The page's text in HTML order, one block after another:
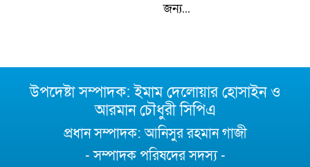
জন্য...
উপদেষ্টা সম্পাদক: ইমাম দেলোয়ার হোসাইন ও
আরমান চৌধুরী সিপিএ
প্রধান সম্পাদক: আনিসুর রহমান গাজী
- সম্পাদক পরিষদের সদস্য -